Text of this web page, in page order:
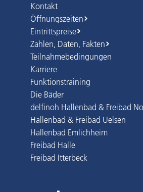
Kontakt
Öffnungszeiten
Eintrittspreise
Zahlen, Daten, Fakten
Teilnahmebedingungen
Karriere
Funktionstraining
Die Bäder
delfinoh Hallenbad & Freibad
Hallenbad & Freibad Uelsen
Hallenbad Emlichheim
Freibad Halle
Freibad Itterbeck